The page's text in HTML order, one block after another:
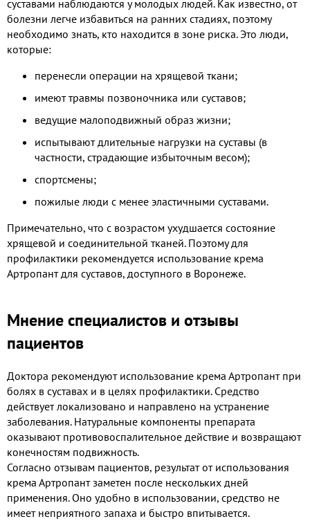
суставами наблюдаются у молодых людей. Как известно, от
болезни легче избавиться на ранних стадиях, поэтому
необходимо знать, кто находится в зоне риска. Это люди,
которые:
перенесли операции на хрящевой ткани;
имеют травмы позвоночника или суставов;
ведущие малоподвижный образ жизни;
испытывают длительные нагрузки на суставы (в
частности, страдающие избыточным весом);
спортсмены;
пожилые люди с менее эластичными суставами.
Примечательно, что с возрастом ухудшается состояние
хрящевой и соединительной тканей. Поэтому для
профилактики рекомендуется использование крема
Артропант для суставов, доступного в Воронеже.
Мнение специалистов и отзывы
пациентов
Доктора рекомендуют использование крема Артропант при
болях в суставах и в целях профилактики. Средство
действует локализовано и направлено на устранение
заболевания. Натуральные компоненты препарата
оказывают противовоспалительное действие и возвращают
конечностям подвижность.
Согласно отзывам пациентов, результат от использования
крема Артропант заметен после нескольких дней
применения. Оно удобно в использовании, средство не
имеет неприятного запаха и быстро впитывается.